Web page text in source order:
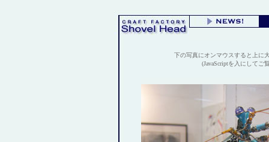
下の写真にオンマウスすると上に
(JavaScriptを入にしてご